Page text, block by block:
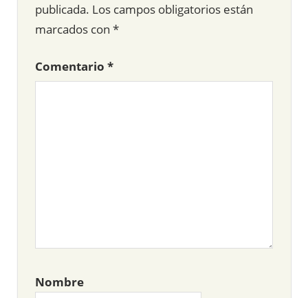
publicada. Los campos obligatorios están
marcados con *
Comentario *
Nombre